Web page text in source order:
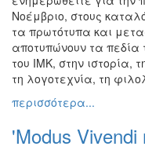
Νοέμβριο, στους
τα πρωτότυπα και
αποτυπώνουν τα πεδία
του ΙΜΚ, στην ιστορία,
τη λογοτεχνία, τη
περισσότερα...
'Modus